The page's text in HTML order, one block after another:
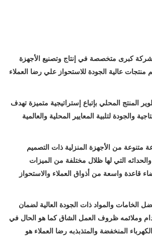
كبرى متخصصة في إنتاج وتصنيع الأجهزة
منتجات عالية الجودة للاستحواز علي رضا العملاء
المنتج المحلي بإتباع إستراتيجية متميزة تهدف
والجودة لتلبية المعايير المحلية والعالمية
متنوعة من الأجهزة المنزلية ذات التصميم
التي لها ظلال مختلفة من الميزات
قاعدة واسعة من أذواق العملاء والاستحواز
الخامات والمواد ذات الجودة العالية لضمان
وملائمه ظروف العمل الشاق كما هو الحال في
المنخفضة والمتذبذبه رضا العملاء هو